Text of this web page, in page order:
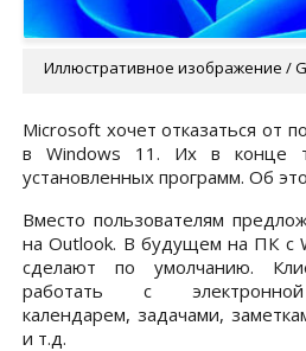
Иллюстративное изображение /
Microsoft хочет отказаться от
в Windows 11. Их в конце
установленных программ. Об
Вместо пользователям
на Outlook. В будущем на ПК с
сделают по умолчанию.
работать с
календарем, задачами,
и т.д.